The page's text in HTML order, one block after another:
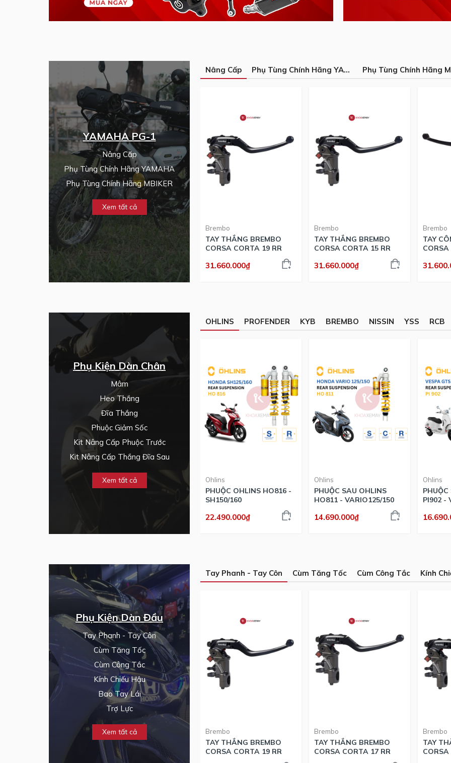
YAMAHA PG-1
Nâng Cấp
Phụ Tùng Chính Hãng YAMAHA
Phụ Tùng Chính Hãng MBIKER
Xem tất cả
Nâng Cấp Phụ Tùng Chính Hãng YAMAHA
Brembo
TAY THẮNG BREMBO
CORSA CORTA 19 RR
31.660.000₫
Brembo
TAY THẮNG BREMBO
CORSA CORTA 15 RR
31.660.000₫
Brembo
TAY
Phụ Kiện Dàn Chân
Mâm
Heo Thắng
Đĩa Thắng
Phuộc Giảm Sốc
Kit Nâng Cấp Phuộc Trước
Kit Nâng Cấp Thắng Đĩa Sau
Xem tất cả
OHLINS PROFENDER KYB BREMBO NISSIN YSS RCB
Ohlins
PHUỘC OHLINS HO816 -
SH150/160
22.490.000₫
Ohlins
PHUỘC SAU OHLINS
HO811 - VARIO125/150
14.690.000₫
Ohlins
PI902 -
Phụ Kiện Dàn Đầu
Tay Phanh - Tay Côn
Cùm Tăng Tốc
Cùm Công Tắc
Kính Chiếu Hậu
Bao Tay Lái
Trợ Lực
Xem tất cả
Tay Phanh - Tay Côn Cùm Tăng Tốc Cùm Công Tắc Kính
Brembo
TAY THẮNG BREMBO
CORSA CORTA 19 RR
Brembo
TAY THẮNG BREMBO
CORSA CORTA 17 RR
Brembo
TAY